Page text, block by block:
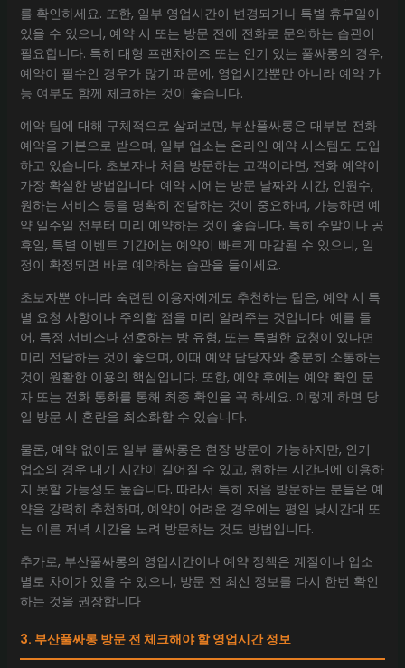
를 확인하세요. 또한, 일부 영업시간이 변경되거나 특별 휴무일이
있을 수 있으니, 예약 시 또는 방문 전에 전화로 문의하는 습관이
필요합니다. 특히 대형 프랜차이즈 또는 인기 있는 풀싸롱의 경우,
예약이 필수인 경우가 많기 때문에, 영업시간뿐만 아니라 예약 가
능 여부도 함께 체크하는 것이 좋습니다.
예약 팁에 대해 구체적으로 살펴보면, 부산풀싸롱은 대부분 전화
예약을 기본으로 받으며, 일부 업소는 온라인 예약 시스템도 도입
하고 있습니다. 초보자나 처음 방문하는 고객이라면, 전화 예약이
가장 확실한 방법입니다. 예약 시에는 방문 날짜와 시간, 인원수,
원하는 서비스 등을 명확히 전달하는 것이 중요하며, 가능하면 예
약 일주일 전부터 미리 예약하는 것이 좋습니다. 특히 주말이나 공
휴일, 특별 이벤트 기간에는 예약이 빠르게 마감될 수 있으니, 일
정이 확정되면 바로 예약하는 습관을 들이세요.
초보자뿐 아니라 숙련된 이용자에게도 추천하는 팁은, 예약 시 특
별 요청 사항이나 주의할 점을 미리 알려주는 것입니다. 예를 들
어, 특정 서비스나 선호하는 방 유형, 또는 특별한 요청이 있다면
미리 전달하는 것이 좋으며, 이때 예약 담당자와 충분히 소통하는
것이 원활한 이용의 핵심입니다. 또한, 예약 후에는 예약 확인 문
자 또는 전화 통화를 통해 최종 확인을 꼭 하세요. 이렇게 하면 당
일 방문 시 혼란을 최소화할 수 있습니다.
물론, 예약 없이도 일부 풀싸롱은 현장 방문이 가능하지만, 인기
업소의 경우 대기 시간이 길어질 수 있고, 원하는 시간대에 이용하
지 못할 가능성도 높습니다. 따라서 특히 처음 방문하는 분들은 예
약을 강력히 추천하며, 예약이 어려운 경우에는 평일 낮시간대 또
는 이른 저녁 시간을 노려 방문하는 것도 방법입니다.
추가로, 부산풀싸롱의 영업시간이나 예약 정책은 계절이나 업소
별로 차이가 있을 수 있으니, 방문 전 최신 정보를 다시 한번 확인
하는 것을 권장합니다
3. 부산풀싸롱 방문 전 체크해야 할 영업시간 정보